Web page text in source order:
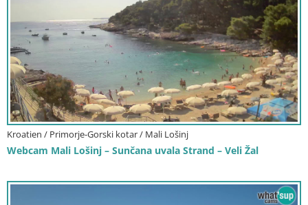
Kroatien / Primorje-Gorski kotar / Mali Lošinj
Webcam Mali Lošinj – Sunčana uvala Strand – Veli Žal